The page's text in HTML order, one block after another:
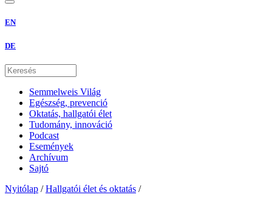
EN
DE
Semmelweis Világ
Egészség, prevenció
Oktatás, hallgatói élet
Tudomány, innováció
Podcast
Események
Archívum
Sajtó
Nyitólap / Hallgatói élet és oktatás /